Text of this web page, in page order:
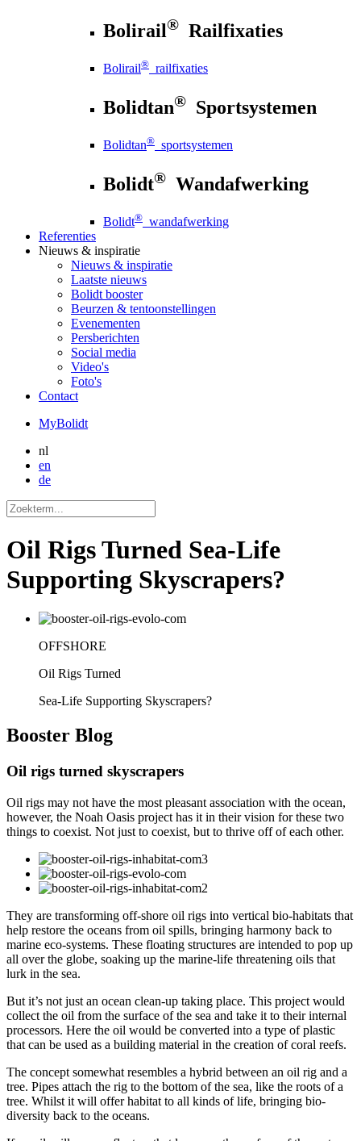
Bolirail® Railfixaties
Bolirail® railfixaties
Bolidtan® Sportsystemen
Bolidtan® sportsystemen
Bolidt® Wandafwerking
Bolidt® wandafwerking
Referenties
Nieuws & inspiratie
Nieuws & inspiratie
Laatste nieuws
Bolidt booster
Beurzen & tentoonstellingen
Evenementen
Persberichten
Social media
Video's
Foto's
Contact
MyBolidt
nl
en
de
Oil Rigs Turned Sea-Life
Supporting Skyscrapers?
OFFSHORE
Oil Rigs Turned
Sea-Life Supporting Skyscrapers?
Booster Blog
Oil rigs turned skyscrapers
Oil rigs may not have the most pleasant association with the ocean,
however, the Noah Oasis project has it in their vision for these two
things to coexist. Not just to coexist, but to thrive off of each other.
They are transforming off-shore oil rigs into vertical bio-habitats that
help restore the oceans from oil spills, bringing harmony back to
marine eco-systems. These floating structures are intended to pop up
all over the globe, soaking up the marine-life threatening oils that
lurk in the sea.
But it’s not just an ocean clean-up taking place. This project would
collect the oil from the surface of the sea and take it to their internal
processors. Here the oil would be converted into a type of plastic
that can be used as a building material in the creation of coral reefs.
The concept somewhat resembles a hybrid between an oil rig and a
tree. Pipes attach the rig to the bottom of the sea, like the roots of a
tree. Whilst it will offer habitat to all kinds of life, bringing bio-
diversity back to the oceans.